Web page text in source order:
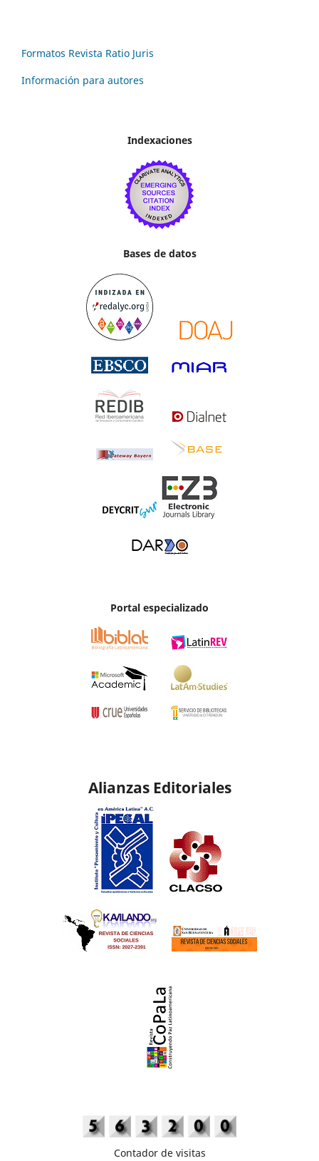
Formatos Revista Ratio Juris
Información para autores
Indexaciones
Bases de datos
Portal especializado
Alianzas Editoriales
Contador de visitas